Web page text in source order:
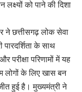
को पाने की दिशा
ने छत्तीसगढ़ लोक सेवा
पारदर्शिता के साथ
परीक्षा परिणामों में यह
के लिए खास बन
हुई है। मुख्यमंत्री ने